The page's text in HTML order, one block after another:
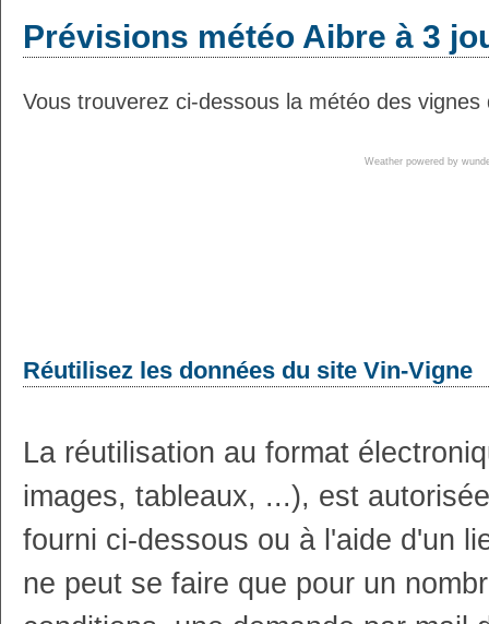
Prévisions météo Aibre à 3
Vous trouverez ci-dessous la météo des
Weather powered by
Réutilisez les données du site Vin-Vigne
La réutilisation au format
images, tableaux, ...), est
fourni ci-dessous ou à l'aide d'un
ne peut se faire que pour un